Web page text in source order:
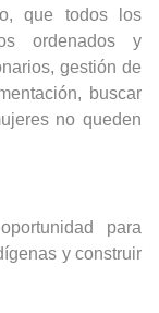
que todos los
ordenados y
gestión de
buscar
no queden
para
y construir